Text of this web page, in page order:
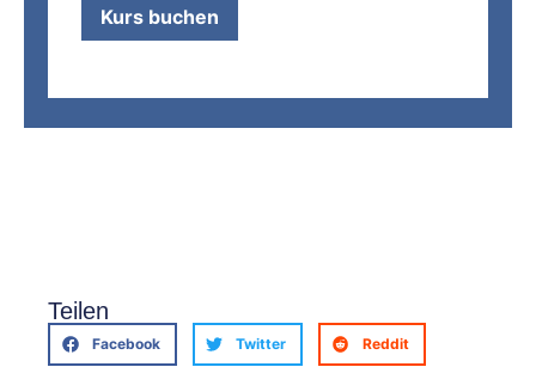
Teilen
Facebook Twitter Reddit